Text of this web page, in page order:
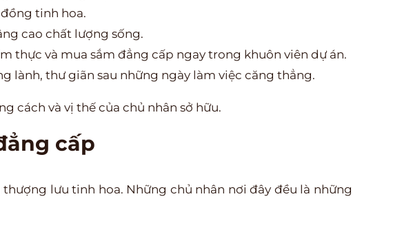
tinh hoa.
cao chất lượng sống.
thực và mua sắm đẳng cấp ngay trong khuôn viên dự án.
lành, thư giãn sau những ngày làm việc căng thẳng.
cách và vị thế của chủ nhân sở hữu.
cấp
lưu tinh hoa. Những chủ nhân nơi đây đều là những